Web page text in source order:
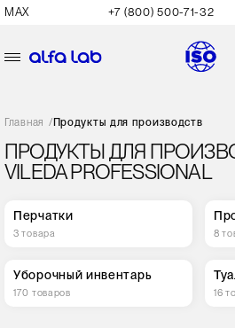
MAX +7 (800) 500-71-32
Главная / Продукты для производств
ПРОДУКТЫ ДЛЯ
VILEDA PROFESSIONAL
Перчатки
3 товара 8
Уборочный инвентарь
170 товаров 16